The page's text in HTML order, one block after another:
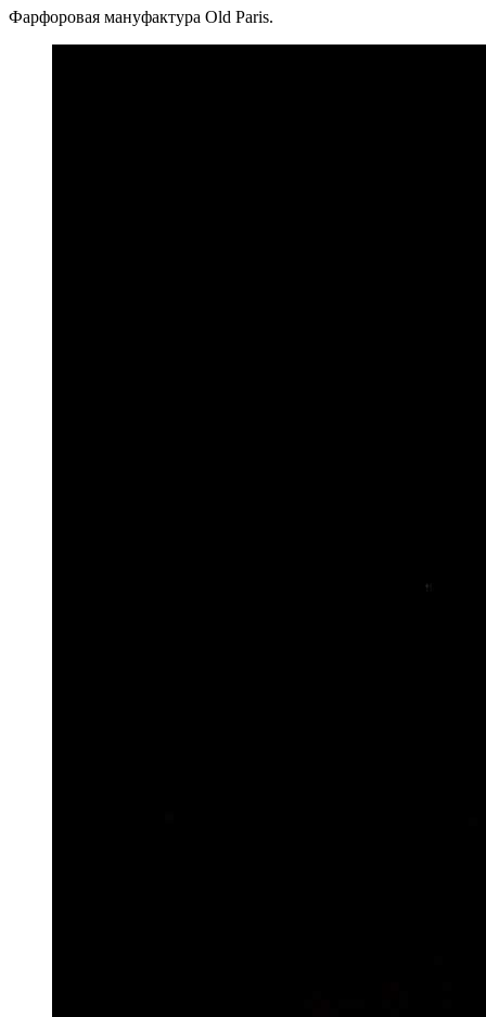
Фарфоровая мануфактура Old Paris.